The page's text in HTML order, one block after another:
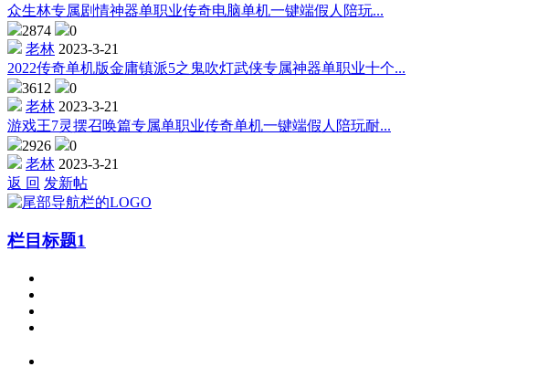
众生林专属剧情神器单职业传奇电脑单机一键端假人陪玩...
2874
0
老林 2023-3-21
2022传奇单机版金庸镇派5之鬼吹灯武侠专属神器单职业十个...
3612
0
老林 2023-3-21
游戏王7灵摆召唤篇专属单职业传奇单机一键端假人陪玩耐...
2926
0
老林 2023-3-21
返 回 发新帖
栏目标题1